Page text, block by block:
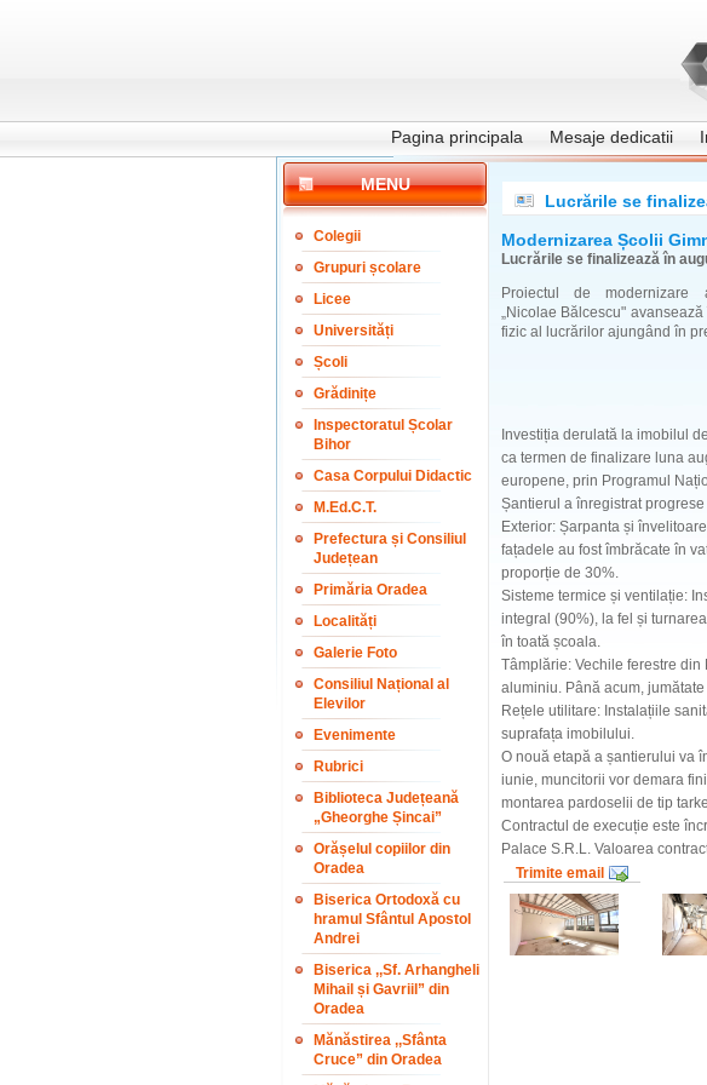
Pagina principala Mesaje dedicatii
MENU
Colegii
Grupuri școlare
Licee
Universități
Școli
Grădinițe
Inspectoratul Școlar
Bihor
Casa Corpului Didactic
M.Ed.C.T.
Prefectura și Consiliul
Județean
Primăria Oradea
Localități
Galerie Foto
Consiliul Național al
Elevilor
Evenimente
Rubrici
Biblioteca Județeană
„Gheorghe Șincai”
Orășelul copiilor din
Oradea
Biserica Ortodoxă cu
hramul Sfântul Apostol
Andrei
Biserica ,,Sf. Arhangheli
Mihail și Gavriil” din
Oradea
Mănăstirea ,,Sfânta
Cruce” din Oradea
Lucrările se
Modernizarea Școlii
Lucrările se finalizează în
Proiectul de modernizare
„Nicolae Bălcescu" avansează
fizic al lucrărilor ajungând în
Investiția derulată la imobilul
ca termen de finalizare luna
europene, prin Programul
Șantierul a înregistrat
Exterior: Șarpanta și
fațadele au fost îmbrăcate în
proporție de 30%.
Sisteme termice și ventilație:
integral (90%), la fel și
în toată școala.
Tâmplărie: Vechile ferestre
aluminiu. Până acum,
Rețele utilitare: Instalațiile
suprafața imobilului.
O nouă etapă a șantierului va
iunie, muncitorii vor demara
montarea pardoselii de tip
Contractul de execuție este
Palace S.R.L. Valoarea
Trimite email